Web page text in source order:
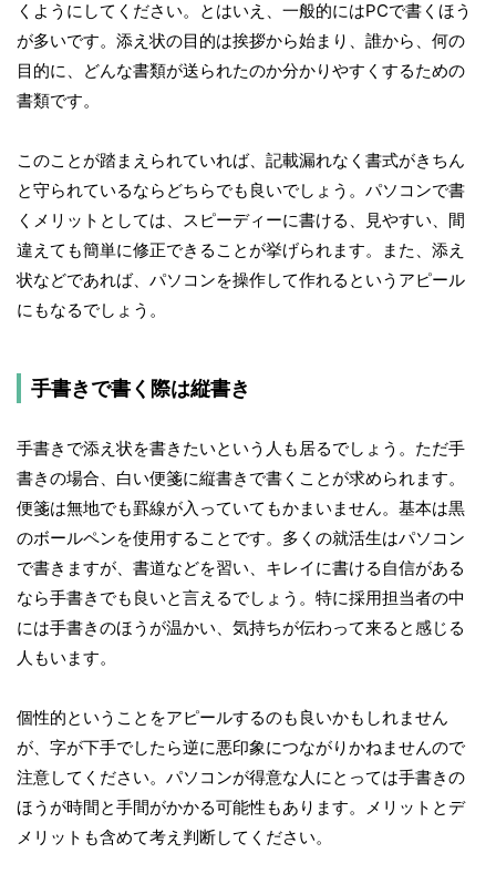
くようにしてください。とはいえ、一般的にはPCで書くほう
が多いです。添え状の目的は挨拶から始まり、誰から、何の
目的に、どんな書類が送られたのか分かりやすくするための
書類です。
このことが踏まえられていれば、記載漏れなく書式がきちん
と守られているならどちらでも良いでしょう。パソコンで書
くメリットとしては、スピーディーに書ける、見やすい、間
違えても簡単に修正できることが挙げられます。また、添え
状などであれば、パソコンを操作して作れるというアピール
にもなるでしょう。
手書きで書く際は縦書き
手書きで添え状を書きたいという人も居るでしょう。ただ手
書きの場合、白い便箋に縦書きで書くことが求められます。
便箋は無地でも罫線が入っていてもかまいません。基本は黒
のボールペンを使用することです。多くの就活生はパソコン
で書きますが、書道などを習い、キレイに書ける自信がある
なら手書きでも良いと言えるでしょう。特に採用担当者の中
には手書きのほうが温かい、気持ちが伝わって来ると感じる
人もいます。
個性的ということをアピールするのも良いかもしれません
が、字が下手でしたら逆に悪印象につながりかねませんので
注意してください。パソコンが得意な人にとっては手書きの
ほうが時間と手間がかかる可能性もあります。メリットとデ
メリットも含めて考え判断してください。